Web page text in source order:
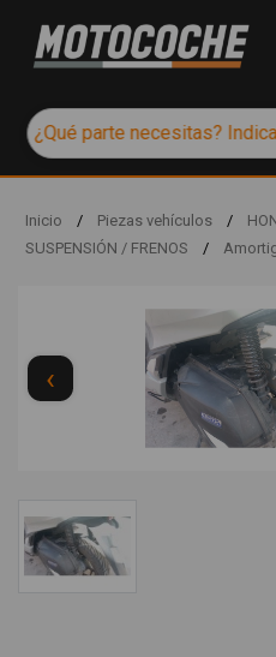
Inicio / Piezas vehículos /
SUSPENSIÓN / FRENOS
/
‹